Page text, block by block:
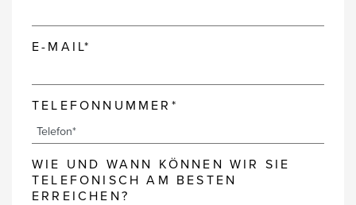
E-MAIL*
TELEFONNUMMER*
WIE UND WANN KÖNNEN WIR SIE
TELEFONISCH AM BESTEN
ERREICHEN?